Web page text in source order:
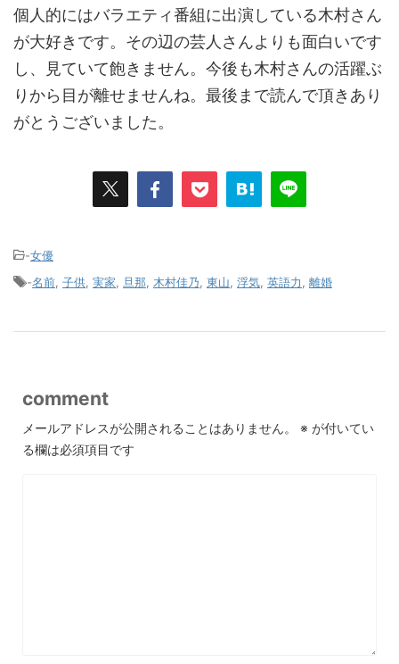
個人的にはバラエティ番組に出演している木村さん
が大好きです。その辺の芸人さんよりも面白いです
し、見ていて飽きません。今後も木村さんの活躍ぶ
りから目が離せませんね。最後まで読んで頂きあり
がとうございました。
-女優
-名前 子供 実家 旦那 木村佳乃 東山 浮気 英語力 離婚
comment
メールアドレスが公開されることはありません。 ※ が付いてい
る欄は必須項目です